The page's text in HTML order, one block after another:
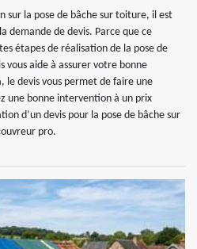
sur la pose de bâche sur toiture, il est
demande de devis. Parce que ce
étapes de réalisation de la pose de
vous aide à assurer votre bonne
le devis vous permet de faire une
une bonne intervention à un prix
d’un devis pour la pose de bâche sur
pro.